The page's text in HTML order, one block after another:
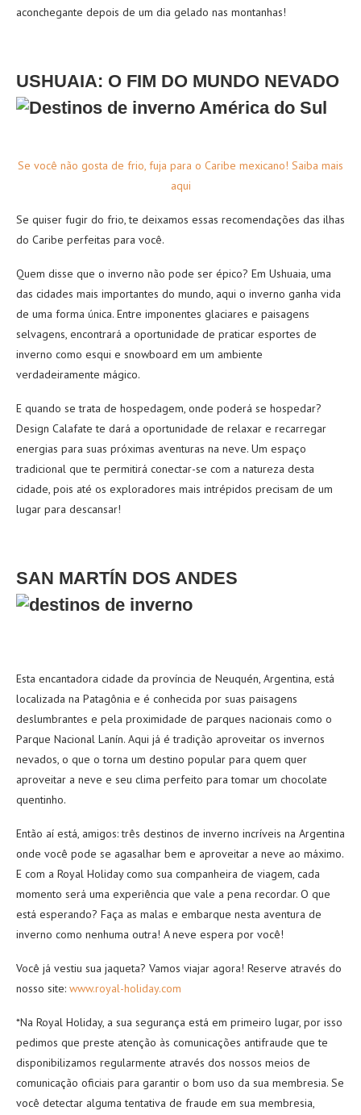
aconchegante depois de um dia gelado nas montanhas!
USHUAIA: O FIM DO MUNDO NEVADO
Se você não gosta de frio, fuja para o Caribe mexicano! Saiba mais
aqui
Se quiser fugir do frio, te deixamos essas recomendações das ilhas
do Caribe perfeitas para você.
Quem disse que o inverno não pode ser épico? Em Ushuaia, uma
das cidades mais importantes do mundo, aqui o inverno ganha vida
de uma forma única. Entre imponentes glaciares e paisagens
selvagens, encontrará a oportunidade de praticar esportes de
inverno como esqui e snowboard em um ambiente
verdadeiramente mágico.
E quando se trata de hospedagem, onde poderá se hospedar?
Design Calafate te dará a oportunidade de relaxar e recarregar
energias para suas próximas aventuras na neve. Um espaço
tradicional que te permitirá conectar-se com a natureza desta
cidade, pois até os exploradores mais intrépidos precisam de um
lugar para descansar!
SAN MARTÍN DOS ANDES
Esta encantadora cidade da província de Neuquén, Argentina, está
localizada na Patagônia e é conhecida por suas paisagens
deslumbrantes e pela proximidade de parques nacionais como o
Parque Nacional Lanín. Aqui já é tradição aproveitar os invernos
nevados, o que o torna um destino popular para quem quer
aproveitar a neve e seu clima perfeito para tomar um chocolate
quentinho.
Então aí está, amigos: três destinos de inverno incríveis na Argentina
onde você pode se agasalhar bem e aproveitar a neve ao máximo.
E com a Royal Holiday como sua companheira de viagem, cada
momento será uma experiência que vale a pena recordar. O que
está esperando? Faça as malas e embarque nesta aventura de
inverno como nenhuma outra! A neve espera por você!
Você já vestiu sua jaqueta? Vamos viajar agora! Reserve através do
nosso site: www.royal-holiday.com
*Na Royal Holiday, a sua segurança está em primeiro lugar, por isso
pedimos que preste atenção às comunicações antifraude que te
disponibilizamos regularmente através dos nossos meios de
comunicação oficiais para garantir o bom uso da sua membresia. Se
você detectar alguma tentativa de fraude em sua membresia,